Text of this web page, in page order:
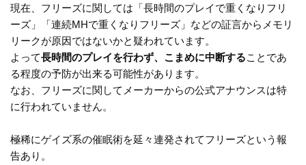
現在、フリーズに関しては「長時間のプレイで重くなりフリ
ーズ」「連続MHで重くなりフリーズ」などの証言からメモリ
リークが原因ではないかと疑われています。
よって長時間のプレイを行わず、こまめに中断することであ
る程度の予防が出来る可能性があります。
なお、フリーズに関してメーカーからの公式アナウンスは特
に行われていません。
極稀にゲイズ系の催眠術を延々連発されてフリーズという報
告あり。